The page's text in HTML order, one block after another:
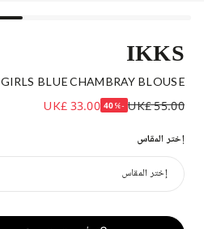
IKKS
GIRLS BLUE CHAMBRAY BLOUSE
UK£ 55.00
-40%
UK£ 33.00
إختر المقاس
إختر المقاس